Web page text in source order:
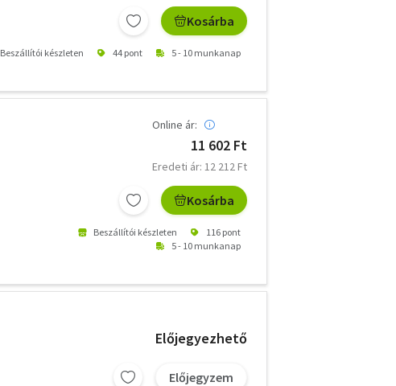
Kosárba
Beszállítói készleten 44 pont 5 - 10 munkanap
Online ár:
11 602 Ft
Eredeti ár: 12 212 Ft
Kosárba
Beszállítói készleten
116 pont
5 - 10 munkanap
Előjegyezhető
Előjegyzem